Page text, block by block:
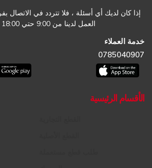
إذا كان لديك أي أسئلة ، فلا تتردد في الاتصال
العمل لدينا من 9:00 حتي 18:00 من السبت إلى الخميس
خدمة العملاء
0785040907
الأقسام الرئيسية